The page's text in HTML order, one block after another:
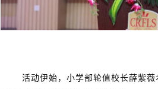
活动伊始，小学部轮值校长薛紫